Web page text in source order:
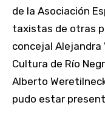
de la Asociación
taxistas de otras
concejal Alejandra
Cultura de Río
Alberto
pudo estar